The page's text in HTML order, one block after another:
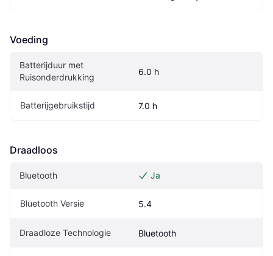
Voeding
Batterijduur met
Ruisonderdrukking
6.0 h
Batterijgebruikstijd 7.0 h
Draadloos
Bluetooth Ja
Bluetooth Versie 5.4
Draadloze Technologie Bluetooth